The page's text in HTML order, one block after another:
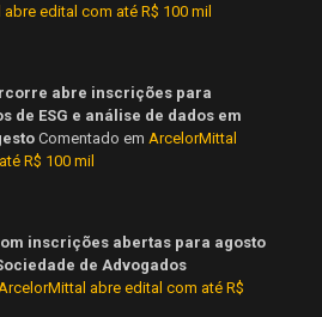
edital com até R$ 100 mil
abre inscrições para
de ESG e análise de dados em
Comentado em ArcelorMittal
R$ 100 mil
inscrições abertas para agosto
de Advogados
abre edital com até R$